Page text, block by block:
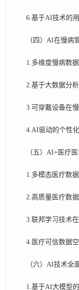
6.基于AI技术的用
（四）AI在慢病管
1.多维度慢病数据
2.基于大数据分析
3.可穿戴设备在慢
4.AI驱动的个性化
（五）AI+医疗医
1.多模态医疗数据
2.高质量医疗数据
3.联邦学习技术在
4.医疗可信数据空
（六）AI技术全面
1.基于AI大模型的